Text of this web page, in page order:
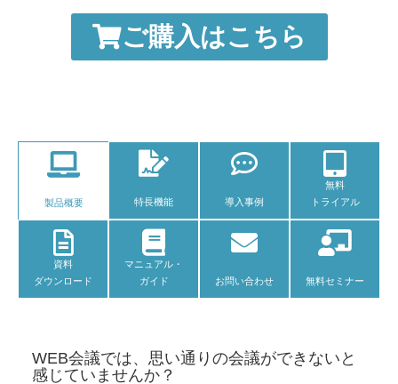
ご購入はこちら
製品概要 特長機能 導入事例
無料
トライアル
資料
ダウンロード
マニュアル・
ガイド
お問い合わせ 無料セミナー
WEB会議では、思い通りの会議ができないと
感じていませんか？